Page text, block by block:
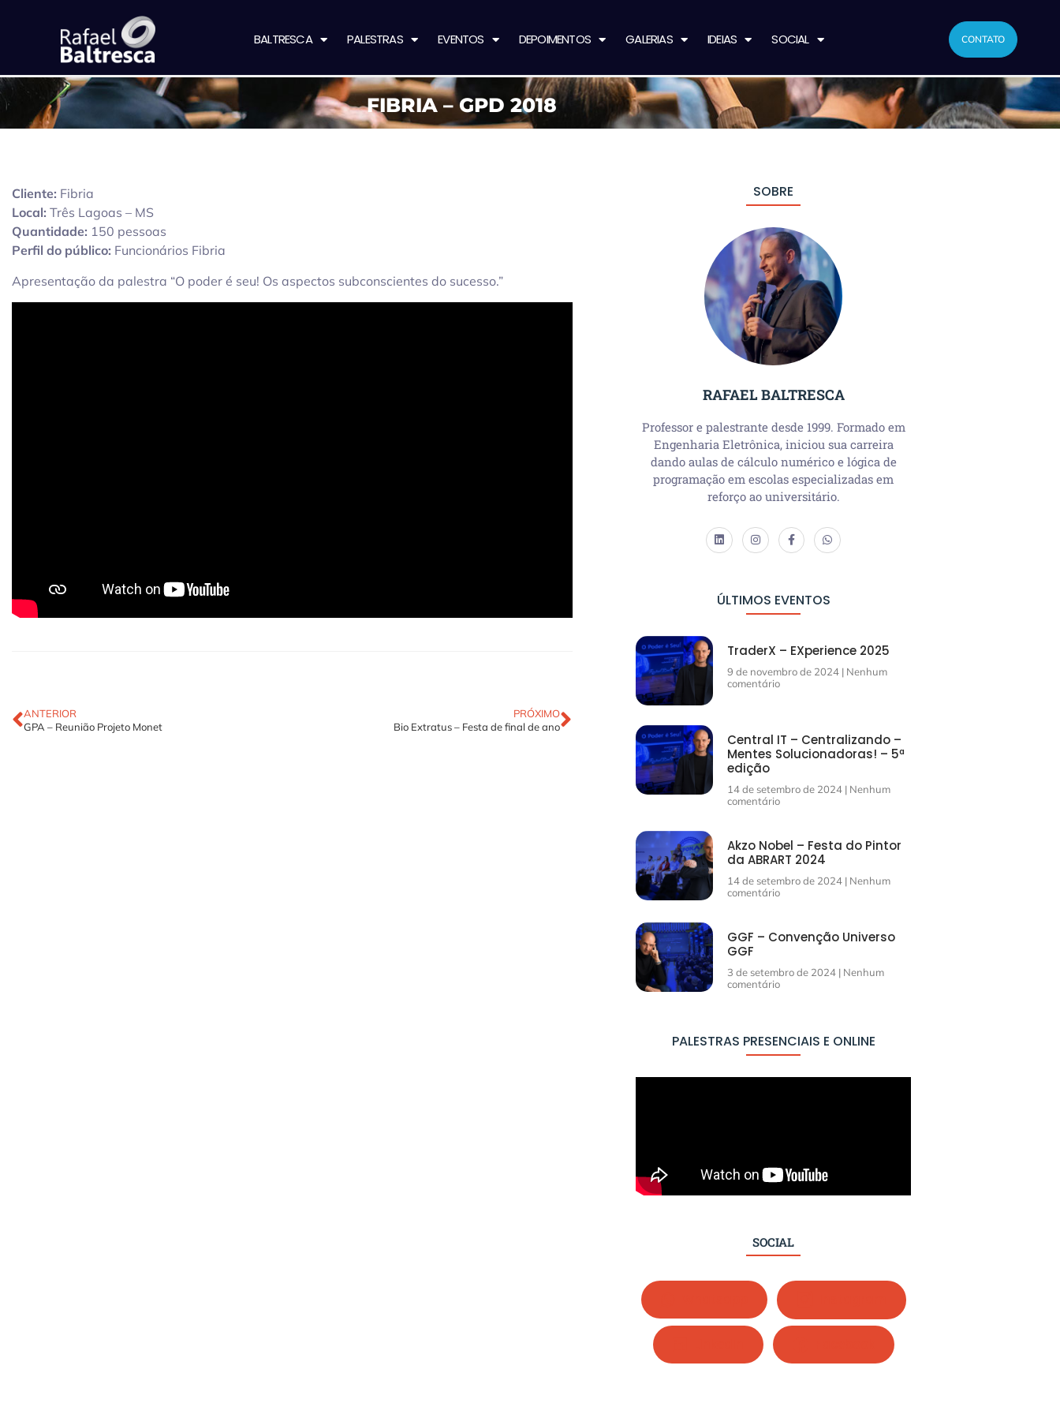
BALTRESCA PALESTRAS EVENTOS DEPOIMENTOS GALERIAS IDEIAS SOCIAL CONTATO
FIBRIA – GPD 2018
Cliente: Fibria
Local: Três Lagoas – MS
Quantidade: 150 pessoas
Perfil do público: Funcionários Fibria
Apresentação da palestra “O poder é seu! Os aspectos subconscientes do sucesso.”
ANTERIOR
GPA – Reunião Projeto Monet
PRÓXIMO
Bio Extratus – Festa de final de ano
SOBRE
RAFAEL BALTRESCA
Professor e palestrante desde 1999. Formado em
Engenharia Eletrônica, iniciou sua carreira
dando aulas de cálculo numérico e lógica de
programação em escolas especializadas em
reforço ao universitário.
ÚLTIMOS EVENTOS
TraderX – EXperience 2025
9 de novembro de 2024 Nenhum
comentário
Central IT – Centralizando –
Mentes Solucionadoras! – 5ª
edição
14 de setembro de 2024 Nenhum
comentário
Akzo Nobel – Festa do Pintor
da ABRART 2024
14 de setembro de 2024 Nenhum
comentário
GGF – Convenção Universo
GGF
3 de setembro de 2024 Nenhum
comentário
PALESTRAS PRESENCIAIS E ONLINE
SOCIAL